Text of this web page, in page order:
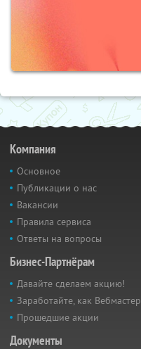
Компания
Основное
Публикации о нас
Вакансии
Правила сервиса
Ответы на вопросы
Бизнес-Партнёрам
Давайте сделаем акцию!
Заработайте, как Вебмастер
Прошедшие акции
Документы